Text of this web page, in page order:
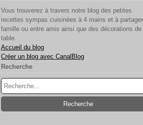
Vous trouverez à travers notre blog des petites
recettes sympas cuisinées à 4 mains et à
famille ou entre amis ainsi que des décorations de
table.
Accueil du blog
Créer un blog avec CanalBlog
Recherche